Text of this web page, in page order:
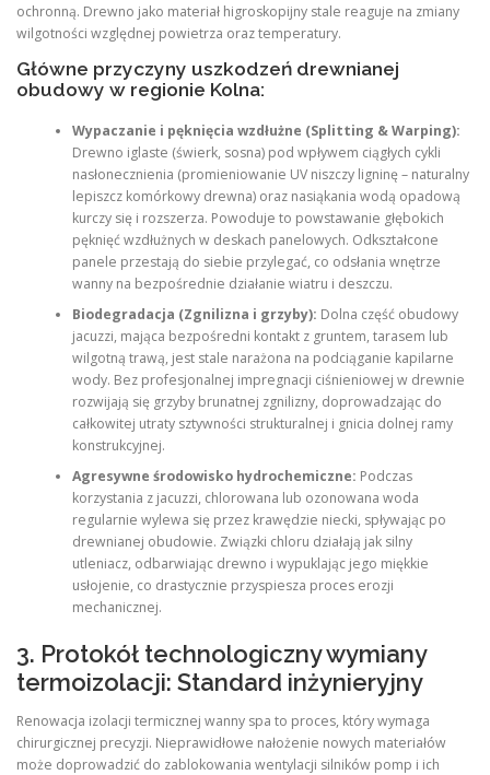
ochronną. Drewno jako materiał higroskopijny stale reaguje na zmiany
wilgotności względnej powietrza oraz temperatury.
Główne przyczyny uszkodzeń drewnianej
obudowy w regionie Kolna:
Wypaczanie i pęknięcia wzdłużne (Splitting & Warping):
Drewno iglaste (świerk, sosna) pod wpływem ciągłych cykli
nasłonecznienia (promieniowanie UV niszczy ligninę – naturalny
lepiszcz komórkowy drewna) oraz nasiąkania wodą opadową
kurczy się i rozszerza. Powoduje to powstawanie głębokich
pęknięć wzdłużnych w deskach panelowych. Odkształcone
panele przestają do siebie przylegać, co odsłania wnętrze
wanny na bezpośrednie działanie wiatru i deszczu.
Biodegradacja (Zgnilizna i grzyby): Dolna część obudowy
jacuzzi, mająca bezpośredni kontakt z gruntem, tarasem lub
wilgotną trawą, jest stale narażona na podciąganie kapilarne
wody. Bez profesjonalnej impregnacji ciśnieniowej w drewnie
rozwijają się grzyby brunatnej zgnilizny, doprowadzając do
całkowitej utraty sztywności strukturalnej i gnicia dolnej ramy
konstrukcyjnej.
Agresywne środowisko hydrochemiczne: Podczas
korzystania z jacuzzi, chlorowana lub ozonowana woda
regularnie wylewa się przez krawędzie niecki, spływając po
drewnianej obudowie. Związki chloru działają jak silny
utleniacz, odbarwiając drewno i wypuklając jego miękkie
usłojenie, co drastycznie przyspiesza proces erozji
mechanicznej.
3. Protokół technologiczny wymiany
termoizolacji: Standard inżynieryjny
Renowacja izolacji termicznej wanny spa to proces, który wymaga
chirurgicznej precyzji. Nieprawidłowe nałożenie nowych materiałów
może doprowadzić do zablokowania wentylacji silników pomp i ich